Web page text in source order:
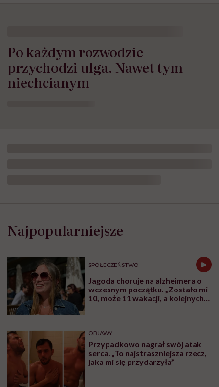
Po każdym rozwodzie
przychodzi ulga. Nawet tym
niechcianym
Najpopularniejsze
SPOŁECZEŃSTWO
Jagoda choruje na alzheimera o
wczesnym początku. „Zostało mi
10, może 11 wakacji, a kolejnych
OBJAWY
Przypadkowo nagrał swój atak
serca. „To najstraszniejsza rzecz,
jaka mi się przydarzyła”